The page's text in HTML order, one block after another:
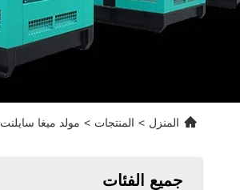
المنزل > المنتجات > مولد ميغا سايلنت
جميع الفئات